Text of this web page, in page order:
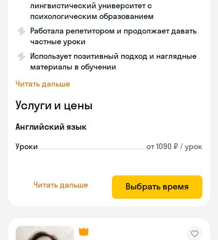
лингвистический университет с
психологическим образованием
Работала репетитором и продолжает давать
частные уроки
Использует позитивный подход и наглядные
материалы в обучении
Читать дальше
Услуги и цены
Английский язык
Уроки от 1090 ₽ / урок
Читать дальше Выбрать время